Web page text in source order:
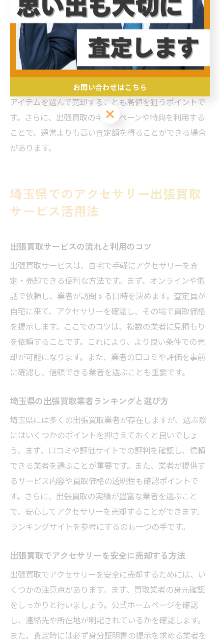
埼玉県で高値を狙う出張買取の秘訣
埼玉県で出張買取を利用し、高値を狙うための秘訣とし
て、まずは業者選びが重要です。信頼性のある業者を選
ぶことで、安心して取引を行うことができます。また、
アクセサリーの状態を良好に保つことや、希少性の高い
アイテムを選んで売却することも高値を狙うポイントで
す。さらに、出張買取のキャンペーンや特典を利用する
ことで、通常よりも高い査定額を得ることができる場合
があります。
埼玉県でのアクセサリー出張買取
サービス活用法
出張買取サービスの流れと利用のコツ
出張買取サービスは、自宅で手軽にアクセサリーを査
定・売却できる便利な方法です。まず、オンラインや電
話で依頼し、業者が訪問する日時を決めます。査定員が
自宅に来て、アクセサリーを確認し、その場で買取価格
を提示します。ここでのコツは、複数の業者に見積もり
を依頼することです。これにより、より良い条件での売
却が可能になります。また、業者の口コミや評価を事前
に確認し、信頼できる業者を選ぶことも重要です。
埼玉県の出張買取業者ランキングと選び方
埼玉県には多くの出張買取業者が存在しますが、選ぶ際
にはいくつかのポイントを押さえておくと良いでしょ
う。まず、口コミや評価サイトでの評判を確認し、信頼
できる業者を選ぶことが重要です。また、業者が提供す
るサービス内容や買取価格の透明性も確認ポイントで
す。さらに、出張買取の実績が豊富な業者を選ぶこと
で、安心してアクセサリーを売却することができます。
ランキングサイトを参考にするのも一つの手です。
出張買取でアクセサリーを安全に売却する方法
出張買取でアクセサリーを安全に売却するためには、い
くつかの注意点があります。まず、買取業者の身元確認
をしっかりと行いましょう。公式ホームページを確認
し、連絡先や所在地が明記されているかを確認します。
また、査定時には必ず身分証明書の提示を求める業者を
お問い合わせはこちら
お問い合わせはこちら